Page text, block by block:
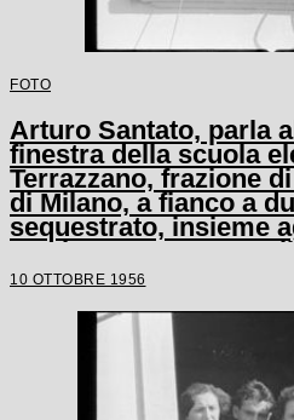
FOTO
Arturo Santato, parla
finestra della scuola
Terrazzano, frazione
di Milano, a fianco a
sequestrato, insieme
un'altra maestra, con
10 OTTOBRE 1956